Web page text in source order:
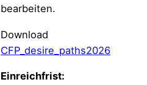
bearbeiten.
Download
CFP_desire_paths2026
Einreichfrist: